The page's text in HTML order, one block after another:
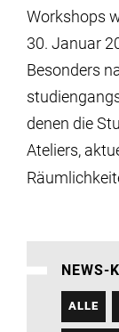
Workshops
30. Januar
Besonders
denen die
Ateliers,
NEWS-
ALLE